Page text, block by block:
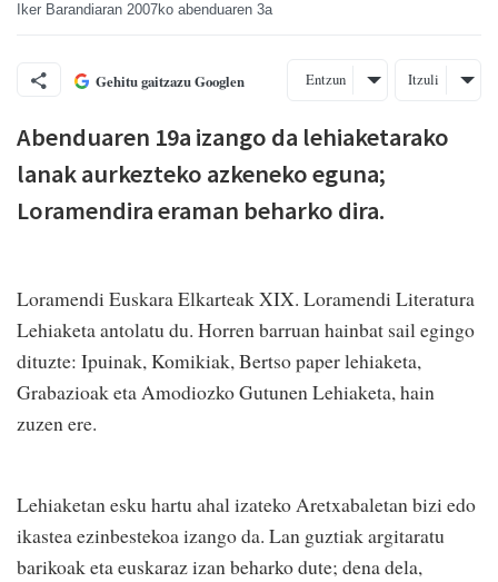
Iker Barandiaran 2007ko abenduaren 3a
Gehitu gaitzazu Googlen Entzun Itzuli
Abenduaren 19a izango da lehiaketarako
lanak aurkezteko azkeneko eguna;
Loramendira eraman beharko dira.
Loramendi Euskara Elkarteak XIX. Loramendi Literatura
Lehiaketa antolatu du. Horren barruan hainbat sail egingo
dituzte: Ipuinak, Komikiak, Bertso paper lehiaketa,
Grabazioak eta Amodiozko Gutunen Lehiaketa, hain
zuzen ere.
Lehiaketan esku hartu ahal izateko Aretxabaletan bizi edo
ikastea ezinbestekoa izango da. Lan guztiak argitaratu
barikoak eta euskaraz izan beharko dute; dena dela,